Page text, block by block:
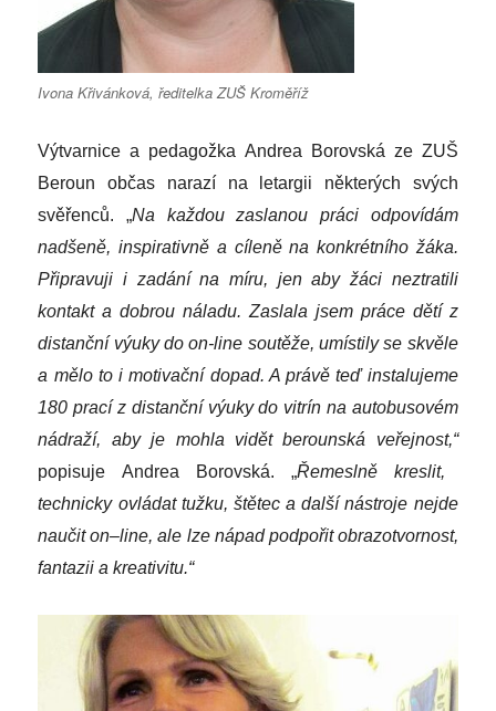
Ivona Křivánková, ředitelka ZUŠ Kroměříž
Výtvarnice a pedagožka Andrea Borovská ze ZUŠ
Beroun občas narazí na letargii některých svých
svěřenců. „Na každou zaslanou práci odpovídám
nadšeně, inspirativně a cíleně na konkrétního žáka.
Připravuji i zadání na míru, jen aby žáci neztratili
kontakt a dobrou náladu. Zaslala jsem práce dětí z
distanční výuky do on-line soutěže, umístily se skvěle
a mělo to i motivační dopad. A právě teď instalujeme
180 prací z distanční výuky do vitrín na autobusovém
nádraží, aby je mohla vidět berounská veřejnost,“
popisuje Andrea Borovská.
„Řemeslně kreslit,
technicky ovládat tužku, štětec a další nástroje nejde
naučit on–line, ale lze nápad podpořit obrazotvornost,
fantazii a kreativitu.“